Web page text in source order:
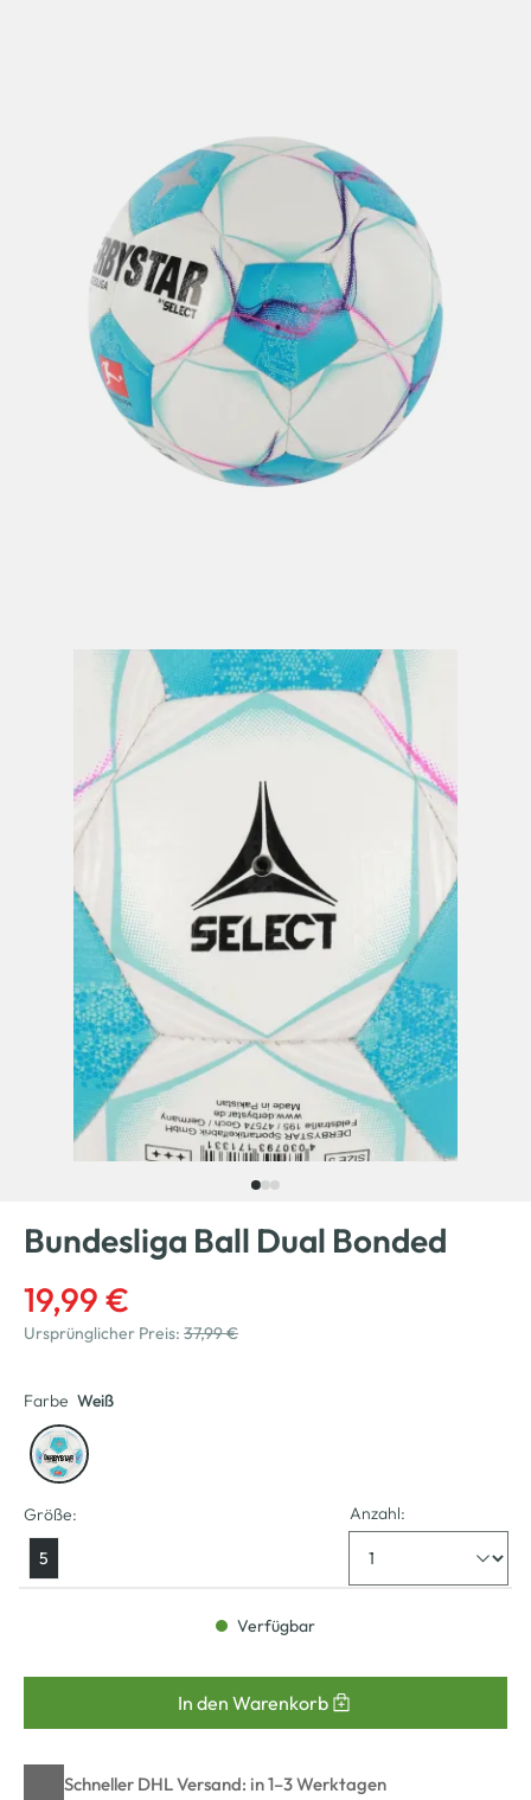
Bundesliga Ball Dual Bonded
19,99 €
Ursprünglicher Preis: 37,99 €
Farbe Weiß
Größe:
5
Anzahl:
Verfügbar
In den Warenkorb
Schneller DHL Versand: in 1–3 Werktagen